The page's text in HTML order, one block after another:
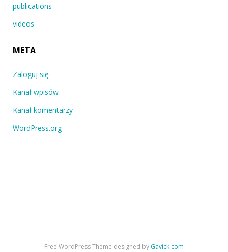
publications
videos
META
Zaloguj się
Kanał wpisów
Kanał komentarzy
WordPress.org
Free WordPress Theme designed by Gavick.com